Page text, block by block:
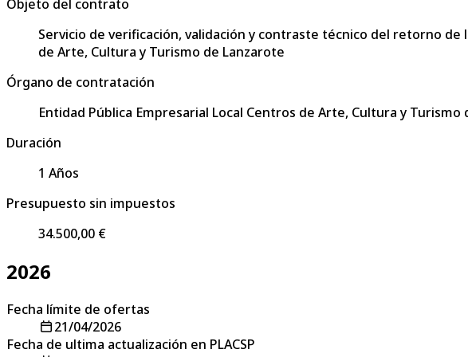
Objeto del contrato
Servicio de verificación, validación y contraste técnico del retorno de
de Arte, Cultura y Turismo de Lanzarote
Órgano de contratación
Entidad Pública Empresarial Local Centros de Arte, Cultura y Turismo
Duración
1 Años
Presupuesto sin impuestos
34.500,00 €
2026
Fecha límite de ofertas
21/04/2026
Fecha de ultima actualización en PLACSP